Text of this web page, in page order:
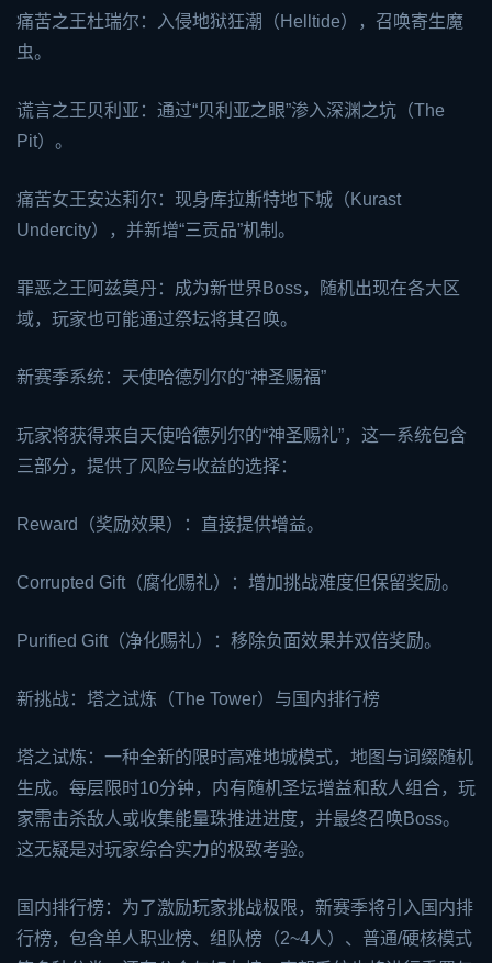
痛苦之王杜瑞尔：入侵地狱狂潮（Helltide），召唤寄生魔
虫。
谎言之王贝利亚：通过“贝利亚之眼”渗入深渊之坑（The
Pit）。
痛苦女王安达莉尔：现身库拉斯特地下城（Kurast
Undercity），并新增“三贡品”机制。
罪恶之王阿兹莫丹：成为新世界Boss，随机出现在各大区
域，玩家也可能通过祭坛将其召唤。
新赛季系统：天使哈德列尔的“神圣赐福”
玩家将获得来自天使哈德列尔的“神圣赐礼”，这一系统包含
三部分，提供了风险与收益的选择：
Reward（奖励效果）：直接提供增益。
Corrupted Gift（腐化赐礼）：增加挑战难度但保留奖励。
Purified Gift（净化赐礼）：移除负面效果并双倍奖励。
新挑战：塔之试炼（The Tower）与国内排行榜
塔之试炼：一种全新的限时高难地城模式，地图与词缀随机
生成。每层限时10分钟，内有随机圣坛增益和敌人组合，玩
家需击杀敌人或收集能量珠推进进度，并最终召唤Boss。
这无疑是对玩家综合实力的极致考验。
国内排行榜：为了激励玩家挑战极限，新赛季将引入国内排
行榜，包含单人职业榜、组队榜（2~4人）、普通/硬核模式